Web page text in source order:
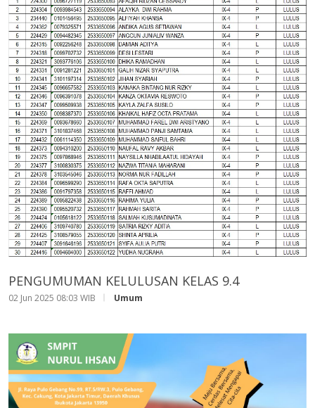
PENGUMUMAN KELULUSAN KELAS 9.4
02 Jun 2025 08:03 WIB Umum